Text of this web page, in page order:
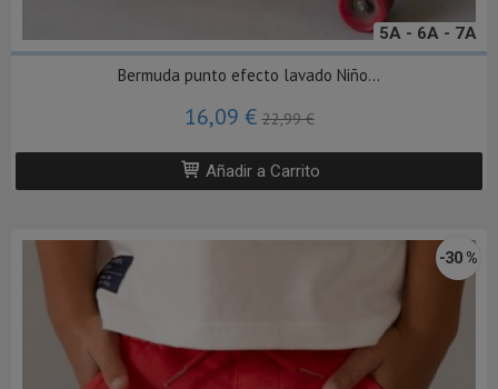
5A - 6A - 7A
Bermuda punto efecto lavado Niño...
16,09 €22,99 €
Añadir a Carrito
-30 %